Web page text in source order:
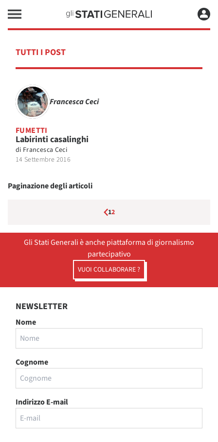
TUTTI I POST
Francesca Ceci
FUMETTI
Labirinti casalinghi
di Francesca Ceci
14 Settembre 2016
Paginazione degli articoli
12
Gli Stati Generali è anche piattaforma di giornalismo
partecipativo
VUOI COLLABORARE ?
NEWSLETTER
Nome
Cognome
Indirizzo E-mail